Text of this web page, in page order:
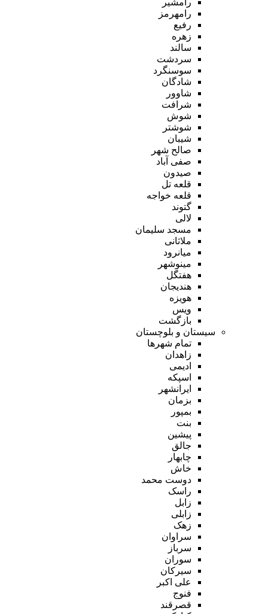
رامهرمز
رفیع
زهره
سالند
سردشت
سوسنگرد
شادگان
شاوور
شرافت
شوش
شوشتر
شیبان
صالح شهر
صفی آباد
صیدون
قلعه تل
قلعه خواجه
گتوند
لالی
مسجد سلیمان
ملاثانی
میانرود
مینوشهر
هفتگل
هندیجان
هویزه
ویس
بازگشت
سیستان و بلوچستان
تمام شهر‌ها
زاهدان
ادیمی
اسپکه
ایرانشهر
بزمان
بمپور
بنت
پیشین
جالق
چابهار
خاش
دوست محمد
راسک
زابل
زابلی
زهک
سراوان
سرباز
سوران
سیرکان
علی اکبر
فنوج
قصرقند